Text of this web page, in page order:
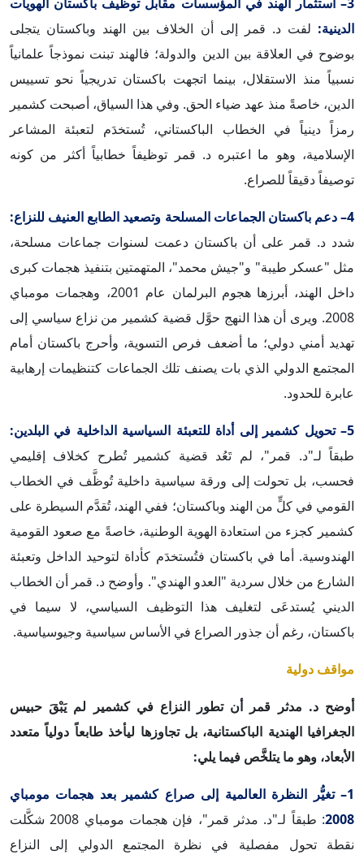
الدينية: لفت د. قمر إلى أن الخلاف بين الهند وباكستان يتجلى
بوضوح في العلاقة بين الدين والدولة؛ فالهند تبنت نموذجاً علمانياً
نسبياً منذ الاستقلال، بينما اتجهت باكستان تدريجياً نحو تسييس
الدين، خاصةً منذ عهد ضياء الحق. وفي هذا السياق، أصبحت كشمير
رمزاً دينياً في الخطاب الباكستاني، تُستخدَم لتعبئة المشاعر
الإسلامية، وهو ما اعتبره د. قمر توظيفاً خطابياً أكثر من كونه
توصيفاً دقيقاً للصراع.
4– دعم باكستان الجماعات المسلحة وتصعيد الطابع العنيف للنزاع:
شدد د. قمر على أن باكستان دعمت لسنوات جماعات مسلحة،
مثل "عسكر طيبة" و"جيش محمد"، المتهمتين بتنفيذ هجمات كبرى
داخل الهند، أبرزها هجوم البرلمان عام 2001، وهجمات مومباي
2008. ويرى أن هذا النهج حوَّل قضية كشمير من نزاع سياسي إلى
تهديد أمني دولي؛ ما أضعف فرص التسوية، وأحرج باكستان أمام
المجتمع الدولي الذي بات يصنف تلك الجماعات كتنظيمات إرهابية
عابرة للحدود.
5– تحويل كشمير إلى أداة للتعبئة السياسية الداخلية في البلدين:
طبقاً لـ"د. قمر"، لم تَعُد قضية كشمير تُطرح كخلاف إقليمي
فحسب، بل تحولت إلى ورقة سياسية داخلية تُوظَّف في الخطاب
القومي في كلٍّ من الهند وباكستان؛ ففي الهند، تُقدَّم السيطرة على
كشمير كجزء من استعادة الهوية الوطنية، خاصةً مع صعود القومية
الهندوسية. أما في باكستان فتُستخدَم كأداة لتوحيد الداخل وتعبئة
الشارع من خلال سردية "العدو الهندي". وأوضح د. قمر أن الخطاب
الديني يُستدعَى لتغليف هذا التوظيف السياسي، لا سيما في
باكستان، رغم أن جذور الصراع في الأساس سياسية وجيوسياسية.
مواقف دولية
أوضح د. مدثر قمر أن تطور النزاع في كشمير لم يَبْقَ حبيس
الجغرافيا الهندية الباكستانية، بل تجاوزها ليأخذ طابعاً دولياً متعدد
الأبعاد، وهو ما يتلخَّص فيما يلي:
1– تغيُّر النظرة العالمية إلى صراع كشمير بعد هجمات مومباي
2008
:
طبقاً لـ"د. مدثر قمر"، فإن هجمات مومباي 2008 شكَّلت
نقطة تحول مفصلية في نظرة المجتمع الدولي إلى النزاع